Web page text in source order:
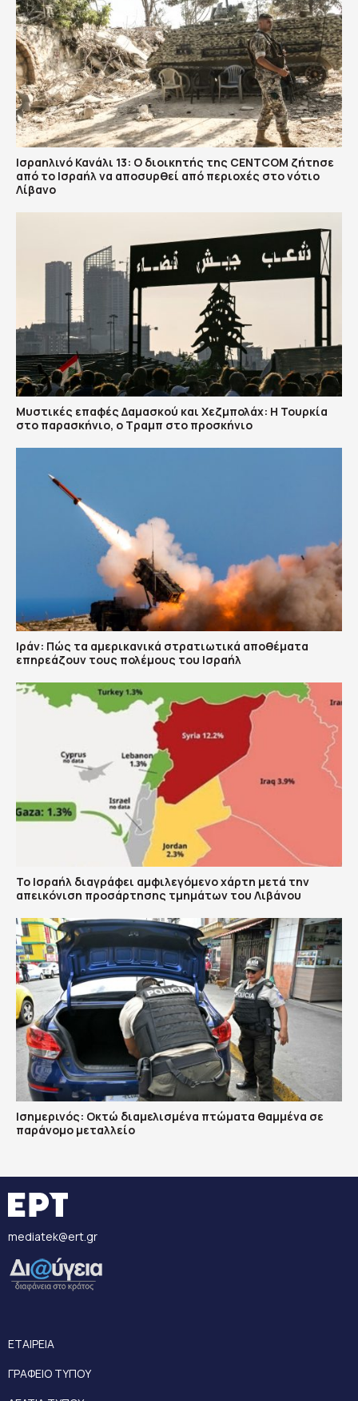
Ισραηλινό Κανάλι 13: Ο διοικητής της CENTCOM ζήτησε
από το Ισραήλ να αποσυρθεί από περιοχές στο νότιο
Λίβανο
​Μυστικές επαφές Δαμασκού και Χεζμπολάχ: Η Τουρκία
στο παρασκήνιο, ο Τραμπ στο προσκήνιο
Ιράν: Πώς τα αμερικανικά στρατιωτικά αποθέματα
επηρεάζουν τους πολέμους του Ισραήλ
Το Ισραήλ διαγράφει αμφιλεγόμενο χάρτη μετά την
απεικόνιση προσάρτησης τμημάτων του Λιβάνου
Ισημερινός: Οκτώ διαμελισμένα πτώματα θαμμένα σε
παράνομο μεταλλείο
mediatek@ert.gr
ΕΤΑΙΡΕΙΑ
ΓΡΑΦΕΙΟ ΤΥΠΟΥ